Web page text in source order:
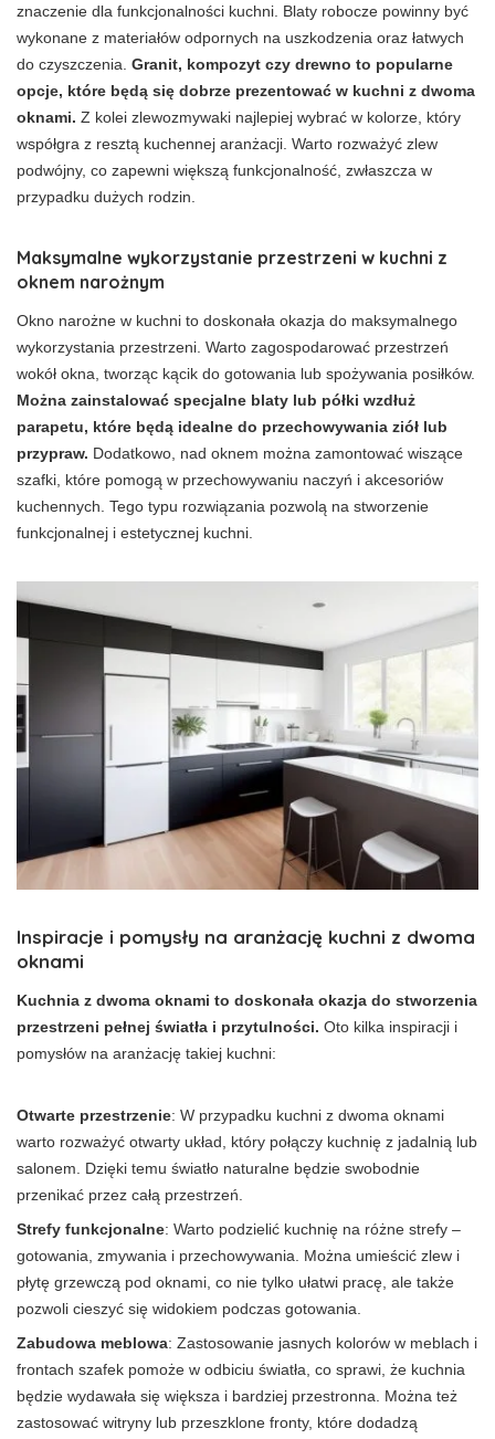
znaczenie dla funkcjonalności kuchni. Blaty robocze powinny być
wykonane z materiałów odpornych na uszkodzenia oraz łatwych
do czyszczenia. Granit, kompozyt czy drewno to popularne
opcje, które będą się dobrze prezentować w kuchni z dwoma
oknami. Z kolei zlewozmywaki najlepiej wybrać w kolorze, który
współgra z resztą kuchennej aranżacji. Warto rozważyć zlew
podwójny, co zapewni większą funkcjonalność, zwłaszcza w
przypadku dużych rodzin.
Maksymalne wykorzystanie przestrzeni w kuchni z
oknem narożnym
Okno narożne w kuchni to doskonała okazja do maksymalnego
wykorzystania przestrzeni. Warto zagospodarować przestrzeń
wokół okna, tworząc kącik do gotowania lub spożywania posiłków.
Można zainstalować specjalne blaty lub półki wzdłuż
parapetu, które będą idealne do przechowywania ziół lub
przypraw. Dodatkowo, nad oknem można zamontować wiszące
szafki, które pomogą w przechowywaniu naczyń i akcesoriów
kuchennych. Tego typu rozwiązania pozwolą na stworzenie
funkcjonalnej i estetycznej kuchni.
Inspiracje i pomysły na aranżację kuchni z dwoma
oknami
Kuchnia z dwoma oknami to doskonała okazja do stworzenia
przestrzeni pełnej światła i przytulności. Oto kilka inspiracji i
pomysłów na aranżację takiej kuchni:
Otwarte przestrzenie: W przypadku kuchni z dwoma oknami
warto rozważyć otwarty układ, który połączy kuchnię z jadalnią lub
salonem. Dzięki temu światło naturalne będzie swobodnie
przenikać przez całą przestrzeń.
Strefy funkcjonalne: Warto podzielić kuchnię na różne strefy –
gotowania, zmywania i przechowywania. Można umieścić zlew i
płytę grzewczą pod oknami, co nie tylko ułatwi pracę, ale także
pozwoli cieszyć się widokiem podczas gotowania.
Zabudowa meblowa: Zastosowanie jasnych kolorów w meblach i
frontach szafek pomoże w odbiciu światła, co sprawi, że kuchnia
będzie wydawała się większa i bardziej przestronna. Można też
zastosować witryny lub przeszklone fronty, które dodadzą